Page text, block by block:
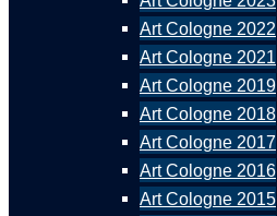
Art Cologne 2022
Art Cologne 2021
Art Cologne 2019
Art Cologne 2018
Art Cologne 2017
Art Cologne 2016
Art Cologne 2015